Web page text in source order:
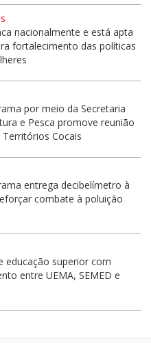
nacionalmente e está apta
fortalecimento das políticas
por meio da Secretaria
e Pesca promove reunião
Cocais
entrega decibelímetro à
combate à poluição
educação superior com
entre UEMA, SEMED e